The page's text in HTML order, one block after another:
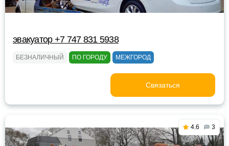
эвакуатор +7 747 831 5938
БЕЗНАЛИЧНЫЙ ПО ГОРОДУ МЕЖГОРОД
Связаться
4.6 3